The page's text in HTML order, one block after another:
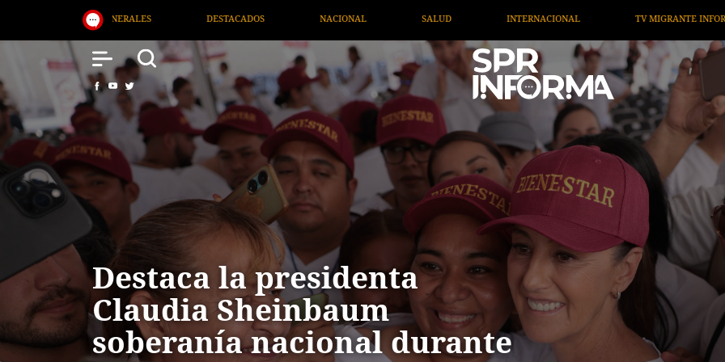
NACIONAL INTERNACIONAL TV MIGRANTE INFORMA OPINIÓN ARTÍCULOS
Destaca la presidenta
Claudia Sheinbaum
soberanía nacional durante